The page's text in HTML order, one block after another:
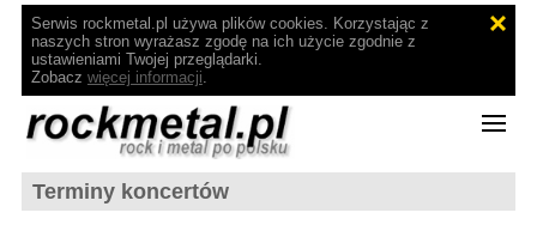
Serwis rockmetal.pl używa plików cookies. Korzystając z
naszych stron wyrażasz zgodę na ich użycie zgodnie z
ustawieniami Twojej przeglądarki.
Zobacz więcej informacji.
Terminy koncertów